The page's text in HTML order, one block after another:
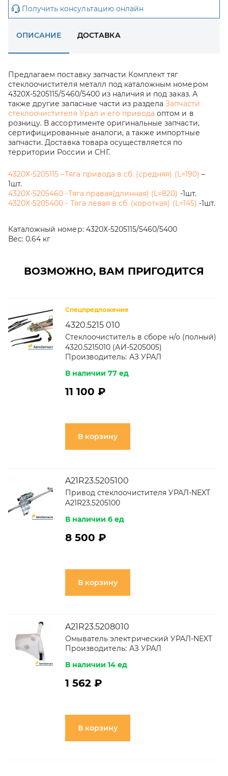
Получить консультацию онлайн
ОПИСАНИЕ ДОСТАВКА
Предлагаем поставку запчасти Комплект тяг
стеклоочистителя металл под каталожным номером
4320Х-5205115/5460/5400 из наличия и под заказ. А
также другие запасные части из разделаЗапчасти
стеклоочистителя Урал и его привода оптом и в
розницу. В ассортименте оригинальные запчасти,
сертифицированные аналоги, а также импортные
запчасти. Доставка товара осуществляется по
территории России и СНГ.
4320Х-5205115 –Тяга привода в сб. (средняя) (L=190) –
1шт.
4320Х-5205460 -Тяга правая(длинная) (L=820) -1шт.
4320Х-5205400 - Тяга левая в сб. (короткая) (L=145) -1шт.
Каталожный номер: 4320Х-5205115/5460/5400
Вес: 0.64 кг
ВОЗМОЖНО, ВАМ ПРИГОДИТСЯ
Спецпредложение
4320.5215 010
Стеклоочиститель в сборе н/о (полный)
4320.5215010 (АИ-5205005)
Производитель: АЗ УРАЛ
В наличии 77 ед
11 100 ₽
В корзину
A21R23.5205100
Привод стеклоочистителя УРАЛ-NEXT
A21R23.5205100
В наличии 6 ед
8 500 ₽
В корзину
A21R23.5208010
Омыватель электрический УРАЛ-NEXT
Производитель: АЗ УРАЛ
В наличии 14 ед
1 562 ₽
В корзину